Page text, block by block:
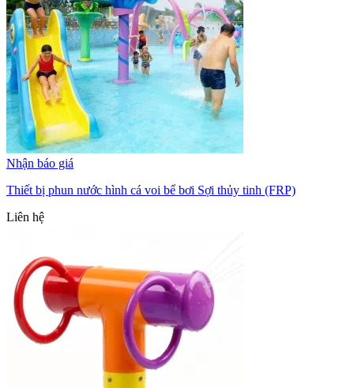
Nhận báo giá
Thiết bị phun nước hình cá voi bể bơi Sợi thủy tinh (FRP)
Liên hệ